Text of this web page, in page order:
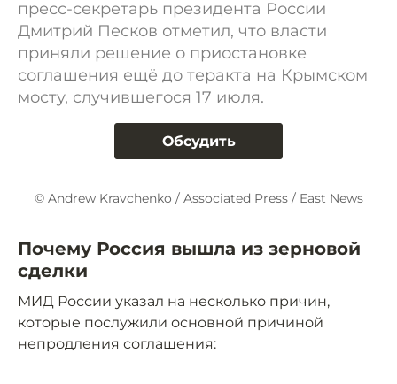
пресс-секретарь президента России
Дмитрий Песков отметил, что власти
приняли решение о приостановке
соглашения ещё до теракта на Крымском
мосту, случившегося 17 июля.
Обсудить
© Andrew Kravchenko / Associated Press / East News
Почему Россия вышла из зерновой
сделки
МИД России указал на несколько причин,
которые послужили основной причиной
непродления соглашения: